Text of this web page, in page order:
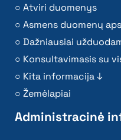
Atviri duomenys
Asmens duomenų
Dažniausiai
Konsultavimasis su
Kita informacija ↓
Žemėlapiai
Administracinė